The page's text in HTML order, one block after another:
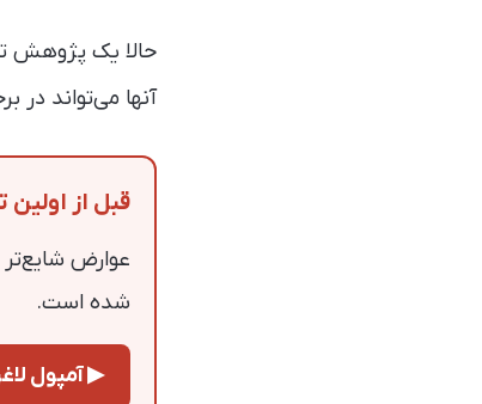
حالا یک پژوهش
آنها می‌تواند در
قبل از اولین
عوارض شایع‌تر
شده است.
▶ آمپول لاغری: